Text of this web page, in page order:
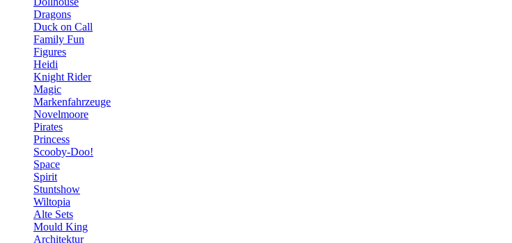
Dragons
Duck on Call
Family Fun
Figures
Heidi
Knight Rider
Magic
Markenfahrzeuge
Novelmoore
Pirates
Princess
Scooby-Doo!
Space
Spirit
Stuntshow
Wiltopia
Alte Sets
Mould King
Architektur